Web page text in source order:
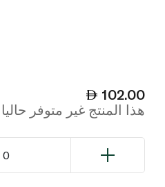
102.00
هذا المنتج غير متوفر حاليا
0